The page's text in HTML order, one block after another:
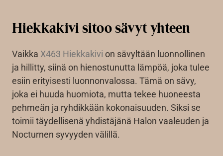
Hiekkakivi sitoo sävyt yhteen
Vaikka X463 Hiekkakivi on sävyltään luonnollinen
ja hillitty, siinä on hienostunutta lämpöä, joka tulee
esiin erityisesti luonnonvalossa. Tämä on sävy,
joka ei huuda huomiota, mutta tekee huoneesta
pehmeän ja ryhdikkään kokonaisuuden. Siksi se
toimii täydellisenä yhdistäjänä Halon vaaleuden ja
Nocturnen syvyyden välillä.